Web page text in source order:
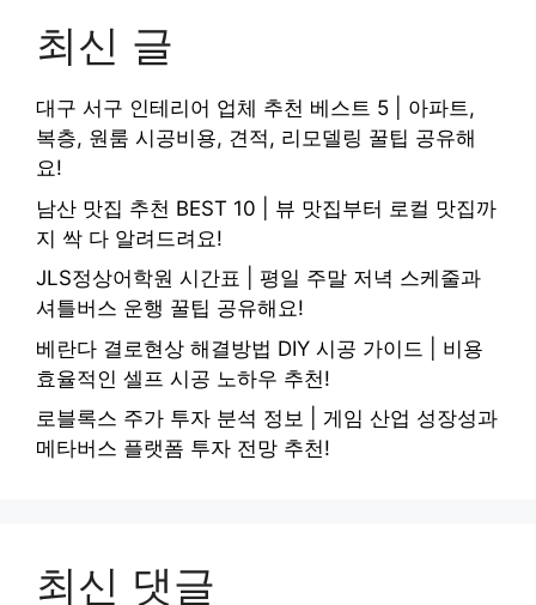
최신 글
대구 서구 인테리어 업체 추천 베스트 5 | 아파트,
복층, 원룸 시공비용, 견적, 리모델링 꿀팁 공유해
요!
남산 맛집 추천 BEST 10 | 뷰 맛집부터 로컬 맛집까
지 싹 다 알려드려요!
JLS정상어학원 시간표 | 평일 주말 저녁 스케줄과
셔틀버스 운행 꿀팁 공유해요!
베란다 결로현상 해결방법 DIY 시공 가이드 | 비용
효율적인 셀프 시공 노하우 추천!
로블록스 주가 투자 분석 정보 | 게임 산업 성장성과
메타버스 플랫폼 투자 전망 추천!
최신 댓글